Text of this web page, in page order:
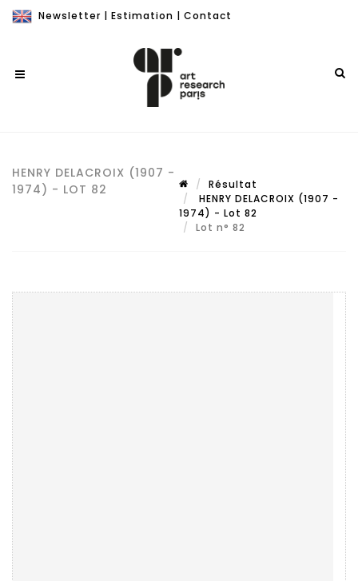
Newsletter | Estimation | Contact
HENRY DELACROIX (1907 -
1974) - LOT 82
Résultat
HENRY DELACROIX (1907 -
1974) - Lot 82
Lot n° 82